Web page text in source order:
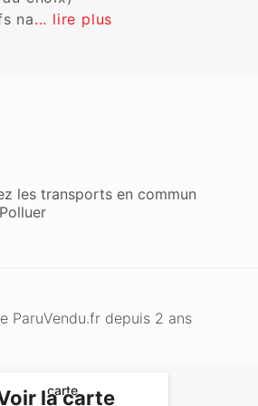
na... lire plus
les transports en commun
ParuVendu.fr depuis 2 ans
la carte